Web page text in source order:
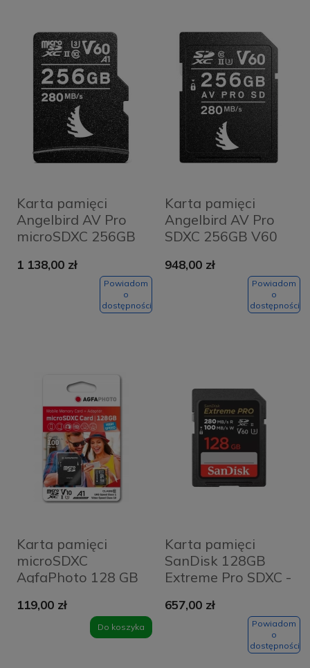
Karta pamięci
Angelbird AV Pro
microSDXC 256GB
MB/s) + adapter SD
1 138,00 zł
Powiadom
o
dostępności
Karta pamięci
Angelbird AV Pro
SDXC 256GB V60
MB/s)
948,00 zł
Powiadom
o
dostępności
Karta pamięci
microSDXC
AgfaPhoto 128 GB
Czerwona - Red
119,00 zł
Do koszyka
Karta pamięci
SanDisk 128GB
Extreme Pro SDXC -
UHS-II
657,00 zł
Powiadom
o
dostępności